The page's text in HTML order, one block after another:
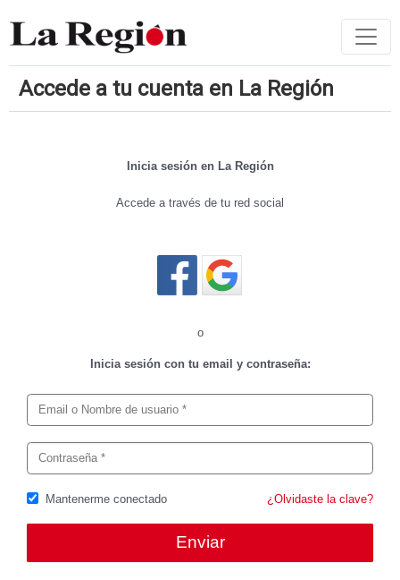
Accede a tu cuenta en La Región
Inicia sesión en La Región
Accede a través de tu red social
Cerrar sesión
o
Inicia sesión con tu email y contraseña:
¿Olvidaste la clave?
Mantenerme conectado